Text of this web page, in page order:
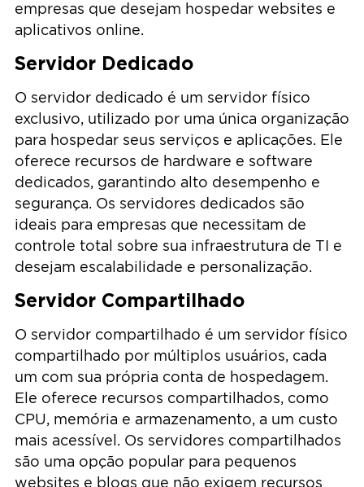
empresas que desejam hospedar websites e
aplicativos online.
Servidor Dedicado
O servidor dedicado é um servidor físico
exclusivo, utilizado por uma única organização
para hospedar seus serviços e aplicações. Ele
oferece recursos de hardware e software
dedicados, garantindo alto desempenho e
segurança. Os servidores dedicados são
ideais para empresas que necessitam de
controle total sobre sua infraestrutura de TI e
desejam escalabilidade e personalização.
Servidor Compartilhado
O servidor compartilhado é um servidor físico
compartilhado por múltiplos usuários, cada
um com sua própria conta de hospedagem.
Ele oferece recursos compartilhados, como
CPU, memória e armazenamento, a um custo
mais acessível. Os servidores compartilhados
são uma opção popular para pequenos
websites e blogs que não exigem recursos